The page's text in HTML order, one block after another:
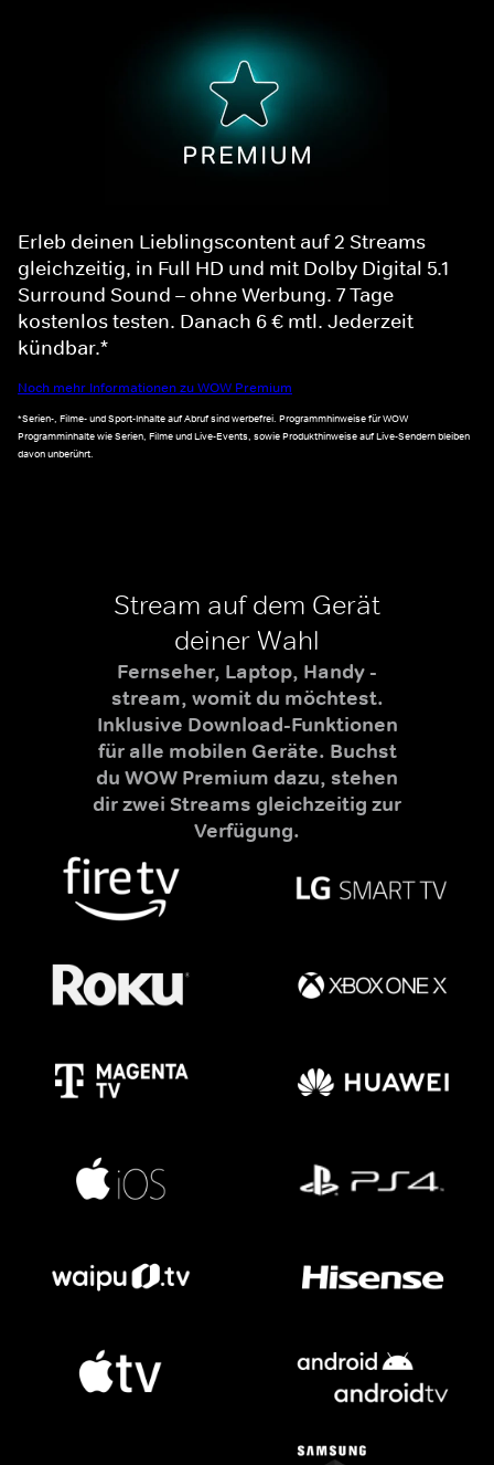
Erleb deinen Lieblingscontent auf 2 Streams
gleichzeitig, in Full HD und mit Dolby Digital 5.1
Surround Sound – ohne Werbung. 7 Tage
kostenlos testen. Danach 6 € mtl. Jederzeit
kündbar.*
Noch mehr Informationen zu WOW Premium
*Serien-, Filme- und Sport-Inhalte auf Abruf sind werbefrei. Programmhinweise für WOW
Programminhalte wie Serien, Filme und Live-Events, sowie Produkthinweise auf Live-Sendern bleiben
davon unberührt.
Stream auf dem Gerät
deiner Wahl
Fernseher, Laptop, Handy -
stream, womit du möchtest.
Inklusive Download-Funktionen
für alle mobilen Geräte. Buchst
du WOW Premium dazu, stehen
dir zwei Streams gleichzeitig zur
Verfügung.